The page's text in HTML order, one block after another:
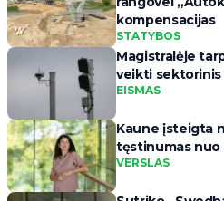
kompensacijas
STATYBOS
Magistralėje
veikti sektorinis
EISMAS
Kaune įsteigta
tęstinumas nuo
VERSLAS